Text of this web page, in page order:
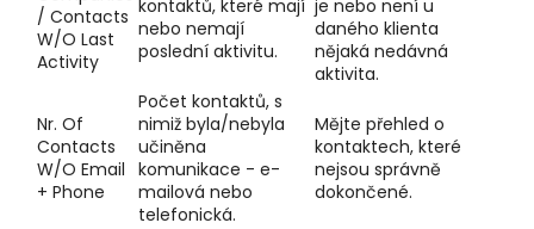
/ Contacts
W/O Last
Activity
kontaktů, které mají
nebo nemají
poslední aktivitu.
je nebo není u
daného klienta
nějaká nedávná
aktivita.
Nr. Of
Contacts
W/O Email
+ Phone
Počet kontaktů, s
nimiž byla/nebyla
učiněna
komunikace - e-
mailová nebo
telefonická.
Mějte přehled o
kontaktech, které
nejsou správně
dokončené.